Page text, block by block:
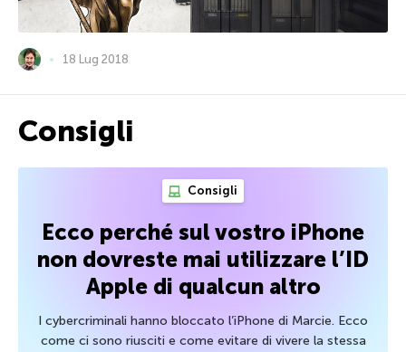
18 Lug 2018
Consigli
Consigli
Ecco perché sul vostro iPhone
non dovreste mai utilizzare l’ID
Apple di qualcun altro
I cybercriminali hanno bloccato l’iPhone di Marcie. Ecco
come ci sono riusciti e come evitare di vivere la stessa